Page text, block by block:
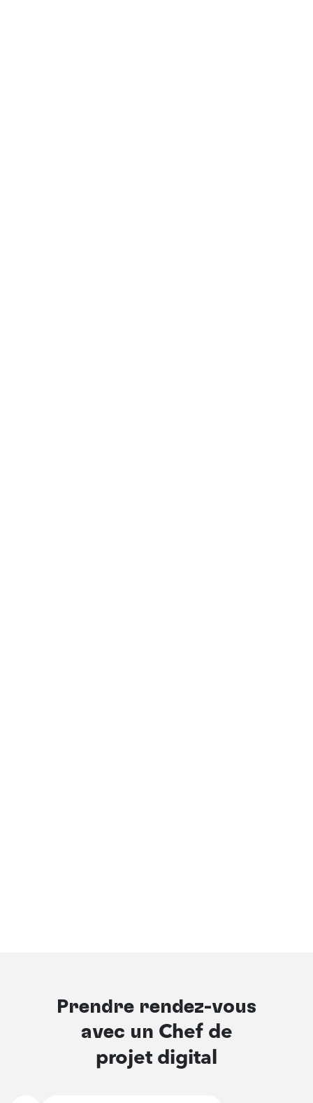
Prendre rendez-vous
avec un Chef de
projet digital